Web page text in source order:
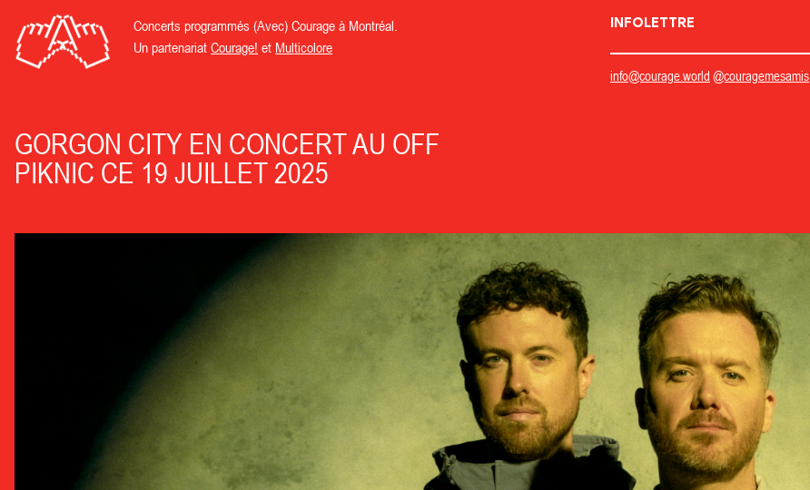
Concerts programmés (Avec) Courage à Montréal.
Un partenariatCourage! et Multicolore
INFOLETTRE
info@courage.world @couragemesamis
GORGON CITY EN CONCERT AU OFF
PIKNIC CE 19 JUILLET 2025